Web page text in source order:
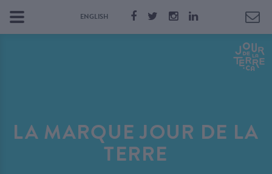
ENGLISH
LA MARQUE JOUR DE LA
TERRE